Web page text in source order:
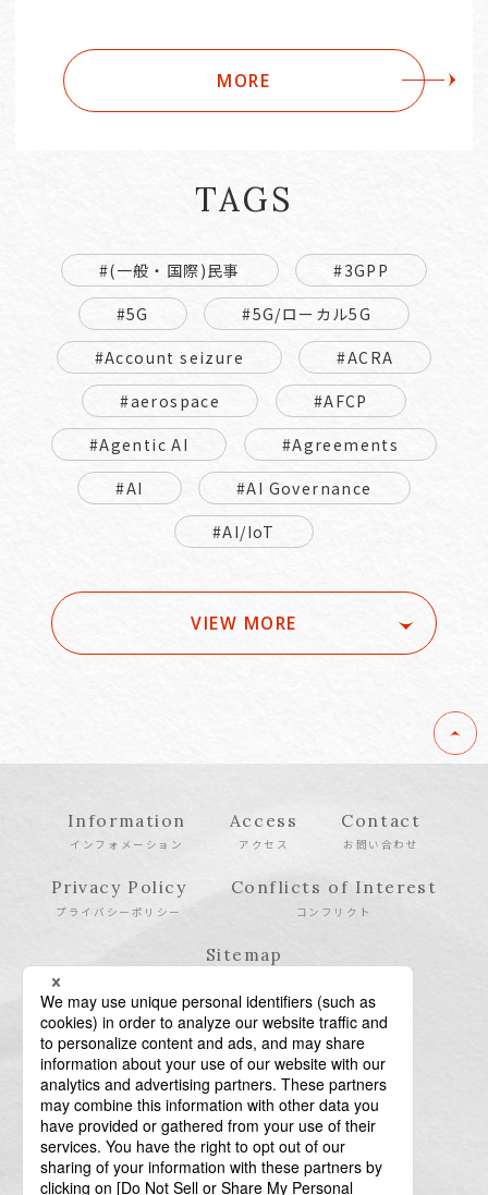
MORE
TAGS
#(一般・国際)民事
#3GPP
#5G
#5G/ローカル5G
#Account seizure
#ACRA
#aerospace
#AFCP
#Agentic AI
#Agreements
#AI
#AI Governance
#AI/IoT
VIEW MORE
Information
インフォメーション
Access
アクセス
Contact
お問い合わせ
Privacy Policy
プライバシーポリシー
Conflicts of Interest
コンフリクト
Sitemap